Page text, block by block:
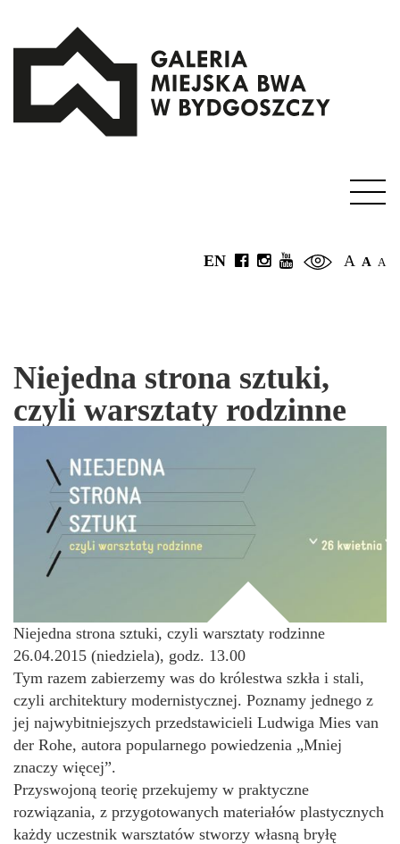
A A A
EN
Niejedna strona sztuki,
czyli warsztaty rodzinne
Niejedna strona sztuki, czyli warsztaty rodzinne
26.04.2015 (niedziela), godz. 13.00
Tym razem zabierzemy was do królestwa szkła i stali,
czyli architektury modernistycznej. Poznamy jednego z
jej najwybitniejszych przedstawicieli Ludwiga Mies van
der Rohe, autora popularnego powiedzenia „Mniej
znaczy więcej”.
Przyswojoną teorię przekujemy w praktyczne
rozwiązania, z przygotowanych materiałów plastycznych
każdy uczestnik warsztatów stworzy własną bryłę